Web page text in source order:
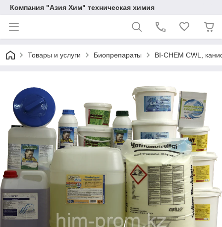
Компания "Азия Хим" техническая химия
Товары и услуги Биопрепараты BI-CHEM СWL,